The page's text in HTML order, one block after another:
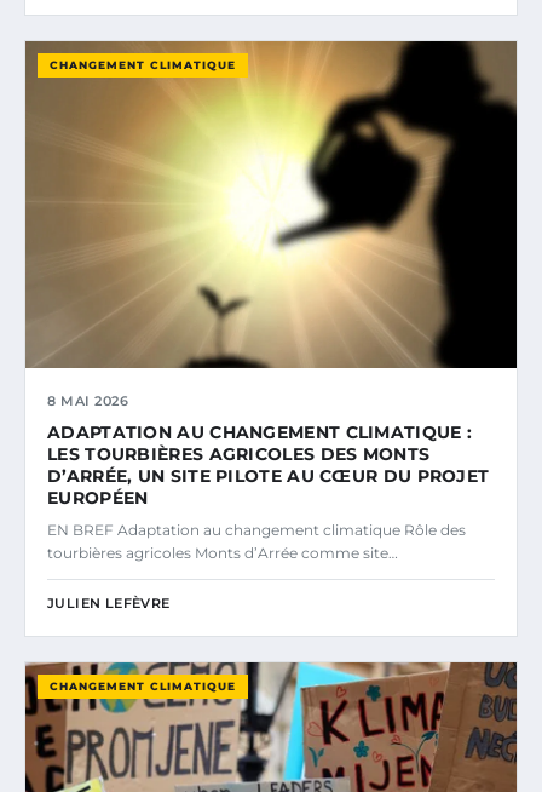
CHANGEMENT CLIMATIQUE
8 MAI 2026
ADAPTATION AU CHANGEMENT CLIMATIQUE :
LES TOURBIÈRES AGRICOLES DES MONTS
D’ARRÉE, UN SITE PILOTE AU CŒUR DU PROJET
EUROPÉEN
EN BREF Adaptation au changement climatique Rôle des
tourbières agricoles Monts d’Arrée comme site…
JULIEN LEFÈVRE
CHANGEMENT CLIMATIQUE